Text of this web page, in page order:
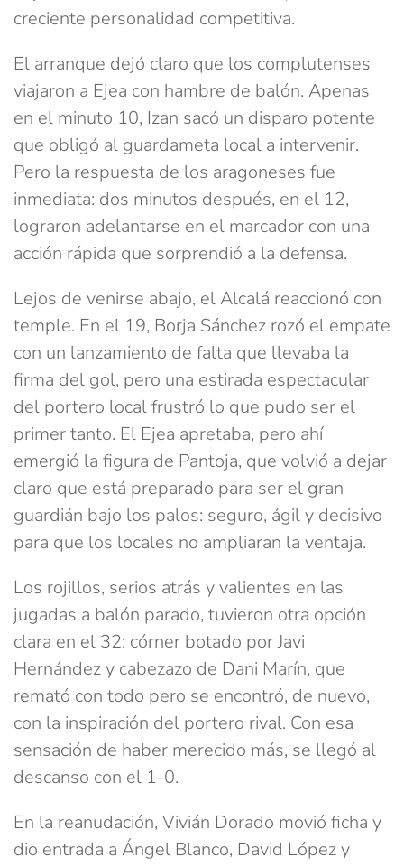
creciente personalidad competitiva.
El arranque dejó claro que los complutenses
viajaron a Ejea con hambre de balón. Apenas
en el minuto 10, Izan sacó un disparo potente
que obligó al guardameta local a intervenir.
Pero la respuesta de los aragoneses fue
inmediata: dos minutos después, en el 12,
lograron adelantarse en el marcador con una
acción rápida que sorprendió a la defensa.
Lejos de venirse abajo, el Alcalá reaccionó con
temple. En el 19, Borja Sánchez rozó el empate
con un lanzamiento de falta que llevaba la
firma del gol, pero una estirada espectacular
del portero local frustró lo que pudo ser el
primer tanto. El Ejea apretaba, pero ahí
emergió la figura de Pantoja, que volvió a dejar
claro que está preparado para ser el gran
guardián bajo los palos: seguro, ágil y decisivo
para que los locales no ampliaran la ventaja.
Los rojillos, serios atrás y valientes en las
jugadas a balón parado, tuvieron otra opción
clara en el 32: córner botado por Javi
Hernández y cabezazo de Dani Marín, que
remató con todo pero se encontró, de nuevo,
con la inspiración del portero rival. Con esa
sensación de haber merecido más, se llegó al
descanso con el 1-0.
En la reanudación, Vivián Dorado movió ficha y
dio entrada a Ángel Blanco, David López y